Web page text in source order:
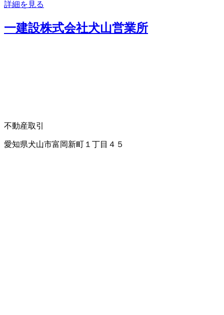
詳細を見る
一建設株式会社犬山営業所
不動産取引
愛知県犬山市富岡新町１丁目４５